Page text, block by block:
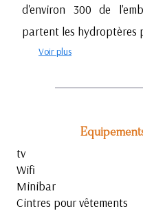
d'environ 300 de
partent les hydroptères
Voir plus
tv
Wifi
Minibar
Cintres pour vêtements